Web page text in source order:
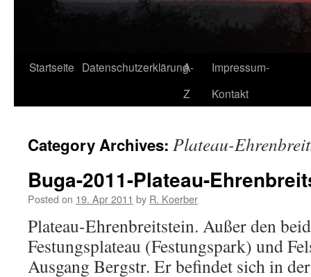
Startseite DatenschutzerklärungA-
Z
Impressum-
Kontakt
Category Archives: Plateau-
Buga-2011-Plateau-
Posted on 19. Apr 2011 by R. Koerber
Plateau-Ehrenbreitstein. Außer den
Festungsplateau (Festungspark) und
Ausgang Bergstr. Er befindet sich in